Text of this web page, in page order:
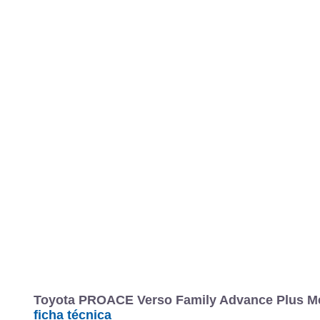
Toyota PROACE Verso Family Advance Plus
ficha técnica